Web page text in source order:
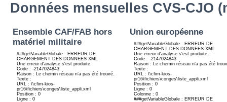
Données mensuelles CVS-CJO
Ensemble CAF/FAB hors
matériel militaire
Union européenne